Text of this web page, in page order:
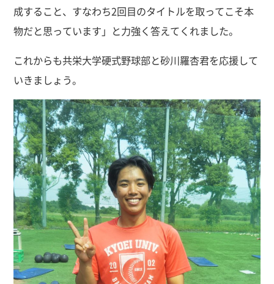
成すること、すなわち2回目のタイトルを取ってこそ本
物だと思っています」と力強く答えてくれました。
これからも共栄大学硬式野球部と砂川羅杏君を応援して
いきましょう。